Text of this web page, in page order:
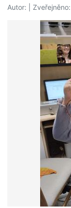
Autor: |